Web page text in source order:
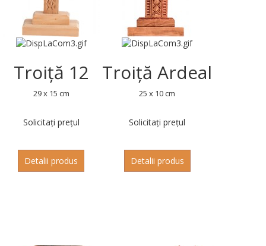
Troiță 12
29 x 15 cm
Solicitați prețul
Detalii produs
Troiță Ardeal
25 x 10 cm
Solicitați prețul
Detalii produs